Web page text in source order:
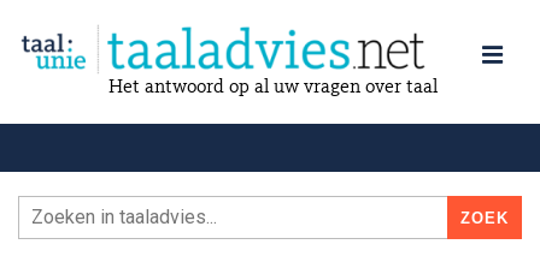
Het antwoord op al uw vragen over taal